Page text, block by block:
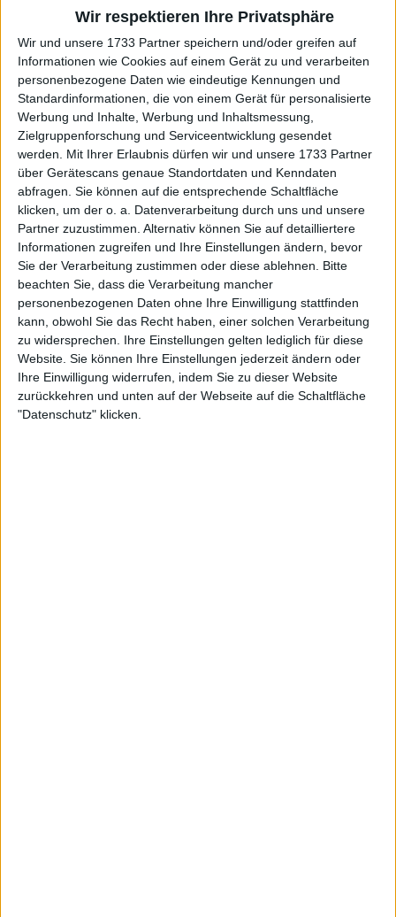
Wir respektieren Ihre Privatsphäre
Wir und unsere 1733 Partner speichern und/oder greifen auf
Informationen wie Cookies auf einem Gerät zu und verarbeiten
personenbezogene Daten wie eindeutige Kennungen und
Standardinformationen, die von einem Gerät für personalisierte
Werbung und Inhalte, Werbung und Inhaltsmessung,
Zielgruppenforschung und Serviceentwicklung gesendet
werden. Mit Ihrer Erlaubnis dürfen wir und unsere 1733 Partner
über Gerätescans genaue Standortdaten und Kenndaten
abfragen. Sie können auf die entsprechende Schaltfläche
klicken, um der o. a. Datenverarbeitung durch uns und unsere
Partner zuzustimmen. Alternativ können Sie auf detailliertere
Informationen zugreifen und Ihre Einstellungen ändern, bevor
Sie der Verarbeitung zustimmen oder diese ablehnen. Bitte
beachten Sie, dass die Verarbeitung mancher
personenbezogenen Daten ohne Ihre Einwilligung stattfinden
kann, obwohl Sie das Recht haben, einer solchen Verarbeitung
zu widersprechen. Ihre Einstellungen gelten lediglich für diese
Website. Sie können Ihre Einstellungen jederzeit ändern oder
Ihre Einwilligung widerrufen, indem Sie zu dieser Website
zurückkehren und unten auf der Webseite auf die Schaltfläche
"Datenschutz" klicken.
Coco Gauff ist stolz auf ihre
Karriere und will Tennis
"genießen", statt sich unter Druck
zu setzen, um jeden Preis zu
gewinnen
Der Aufschlag verbesserte sich langsam, wurde aber
noch nicht zu einer großen Waffe. Die Vorhand war
nach wie vor ein großes Problem, das sie eigentlich in
den Griff bekommen sollte, aber noch immer nicht
in den Griff bekommen hat. Als die Probleme im
letzten Jahr auftraten, begannen sich die Leute zu
fragen, ob es bei Gauff jemals Klick machen würde.
Die Bedenken waren etwas verfrüht, denn Gauff
war immer noch eine der besten Spielerinnen der
Welt, aber was passiert mit einigen der besten
Spielerinnen der Welt? Die Erwartungen sind
einfach sehr hoch.
Die Art von Ergebnissen, die sie erzielt hat, wäre für